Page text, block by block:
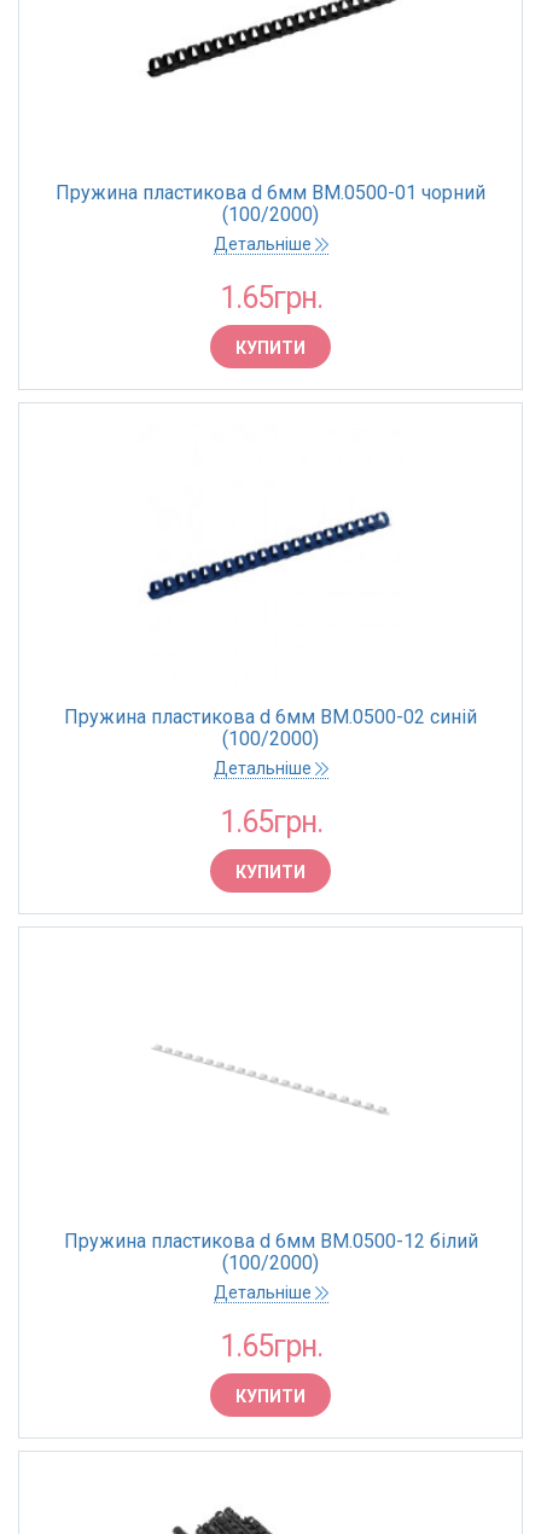
Пружина пластикова d 6мм BM.0500-01 чорний
(100/2000)
Детальніше
1.65грн.
КУПИТИ
Пружина пластикова d 6мм BM.0500-02 синій
(100/2000)
Детальніше
1.65грн.
КУПИТИ
Пружина пластикова d 6мм BM.0500-12 білий
(100/2000)
Детальніше
1.65грн.
КУПИТИ